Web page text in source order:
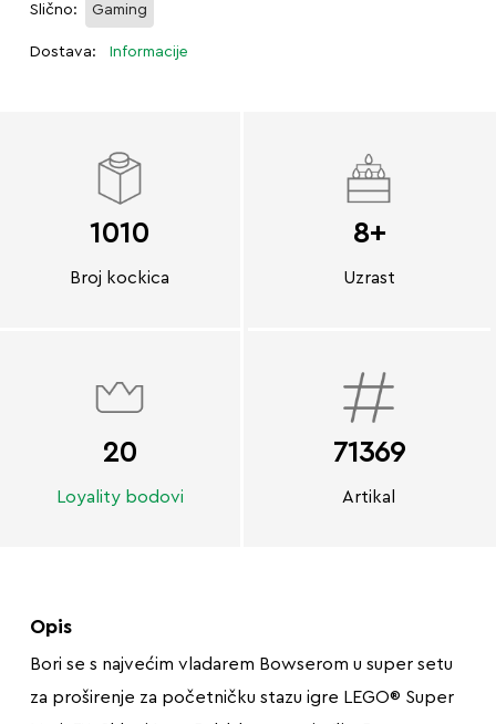
Slično: Gaming
Dostava: Informacije
1010
Broj kockica
8+
Uzrast
20
Loyality bodovi
71369
Artikal
Opis
Bori se s najvećim vladarem Bowserom u super setu
za proširenje za početničku stazu igre LEGO® Super